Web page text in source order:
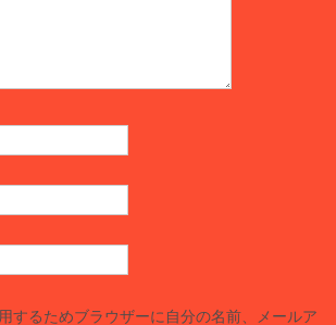
するためブラウザーに自分の名前、メールア